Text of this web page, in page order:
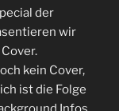
der
wir
kein Cover,
ist die Folge